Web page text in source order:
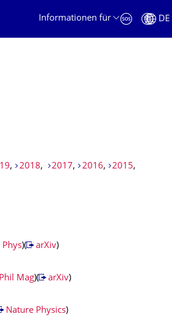
Informationen für
DE
, 2018, 2017, 2016, 2015,
Phys)( arXiv)
Phil Mag)( arXiv)
Nature Physics)